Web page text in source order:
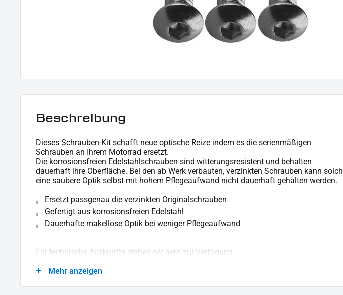
Beschreibung
Dieses Schrauben-Kit schafft neue optische Reize indem es die serienmäßigen
Schrauben an Ihrem Motorrad ersetzt.
Die korrosionsfreien Edelstahlschrauben sind witterungsresistent und behalten
dauerhaft ihre Oberfläche. Bei den ab Werk verbauten, verzinkten Schrauben kann solch
eine saubere Optik selbst mit hohem Pflegeaufwand nicht dauerhaft gehalten werden.
Ersetzt passgenau die verzinkten Originalschrauben
Gefertigt aus korrosionsfreien Edelstahl
Dauerhafte makellose Optik bei weniger Pflegeaufwand
Für technische Auskünfte stehen wir gern zur Verfügung.
LIEFERUMFANG :
Mehr anzeigen